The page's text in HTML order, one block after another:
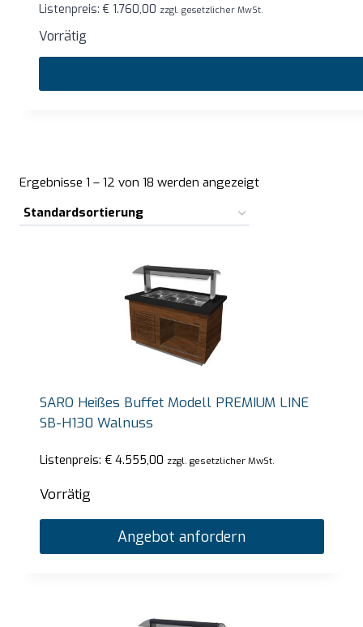
Ergebnisse 1 – 12 von 18 werden angezeigt
SARO Heißes Buffet Modell PREMIUM LINE
SB-H130 Walnuss
Listenpreis: €4.555,00 zzgl. gesetzlicher MwSt.
Vorrätig
Angebot anfordern
Listenpreis: € 1.760,00 zzgl. gesetzlicher MwSt.
Vorrätig